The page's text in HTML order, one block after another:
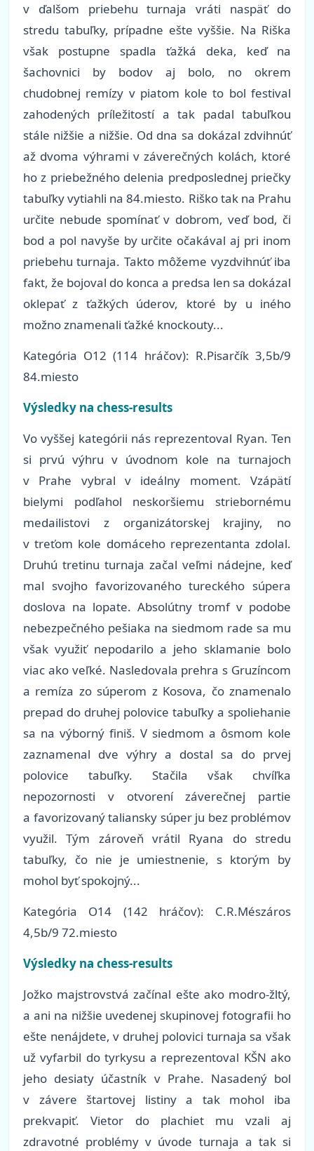
v ďalšom priebehu turnaja vráti naspäť do
stredu tabuľky, prípadne ešte vyššie. Na Riška
však postupne spadla ťažká deka, keď na
šachovnici by bodov aj bolo, no okrem
chudobnej remízy v piatom kole to bol festival
zahodených príležitostí a tak padal tabuľkou
stále nižšie a nižšie. Od dna sa dokázal zdvihnúť
až dvoma výhrami v záverečných kolách, ktoré
ho z priebežného delenia predposlednej priečky
tabuľky vytiahli na 84.miesto. Riško tak na Prahu
určite nebude spomínať v dobrom, veď bod, či
bod a pol navyše by určite očakával aj pri inom
priebehu turnaja. Takto môžeme vyzdvihnúť iba
fakt, že bojoval do konca a predsa len sa dokázal
oklepať z ťažkých úderov, ktoré by u iného
možno znamenali ťažké knockouty...
Kategória O12 (114 hráčov): R.Pisarčík 3,5b/9
84.miesto
Výsledky na chess-results
Vo vyššej kategórii nás reprezentoval Ryan. Ten
si prvú výhru v úvodnom kole na turnajoch
v Prahe vybral v ideálny moment. Vzápätí
bielymi podľahol neskoršiemu striebornému
medailistovi z organizátorskej krajiny, no
v treťom kole domáceho reprezentanta zdolal.
Druhú tretinu turnaja začal veľmi nádejne, keď
mal svojho favorizovaného tureckého súpera
doslova na lopate. Absolútny tromf v podobe
nebezpečného pešiaka na siedmom rade sa mu
však využiť nepodarilo a jeho sklamanie bolo
viac ako veľké. Nasledovala prehra s Gruzíncom
a remíza zo súperom z Kosova, čo znamenalo
prepad do druhej polovice tabuľky a spoliehanie
sa na výborný finiš. V siedmom a ôsmom kole
zaznamenal dve výhry a dostal sa do prvej
polovice tabuľky. Stačila však chvíľka
nepozornosti v otvorení záverečnej partie
a favorizovaný taliansky súper ju bez problémov
využil. Tým zároveň vrátil Ryana do stredu
tabuľky, čo nie je umiestnenie, s ktorým by
mohol byť spokojný...
Kategória O14 (142 hráčov): C.R.Mészáros
4,5b/9 72.miesto
Výsledky na chess-results
Jožko majstrovstvá začínal ešte ako modro-žltý,
a ani na nižšie uvedenej skupinovej fotografii ho
ešte nenájdete, v druhej polovici turnaja sa však
už vyfarbil do tyrkysu a reprezentoval KŠN ako
jeho desiaty účastník v Prahe. Nasadený bol
v závere štartovej listiny a tak mohol iba
prekvapiť. Vietor do plachiet mu vzali aj
zdravotné problémy v úvode turnaja a tak si